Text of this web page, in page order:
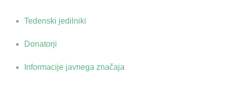
Tedenski jedilniki
Donatorji
Informacije javnega značaja